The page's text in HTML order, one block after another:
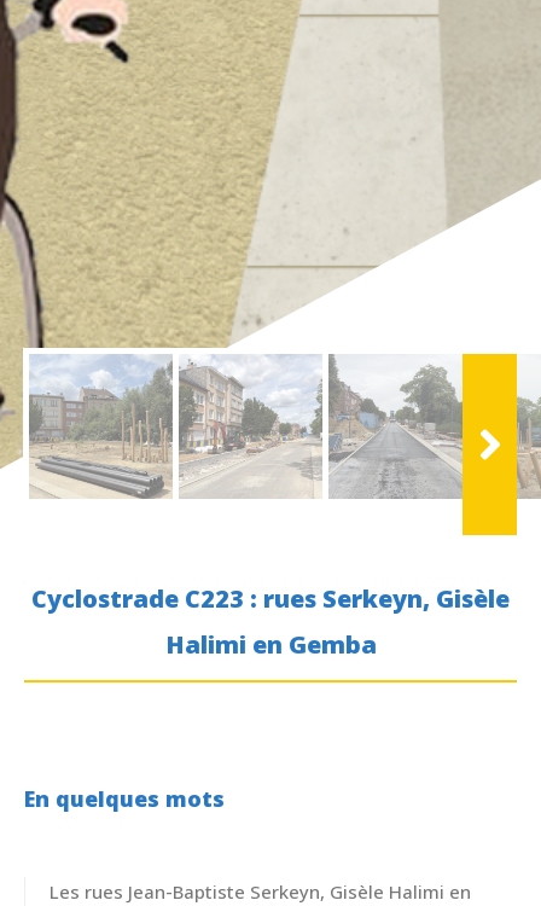
Cyclostrade C223 : rues Serkeyn, Gisèle
Halimi en Gemba
En quelques mots
Les rues Jean-Baptiste Serkeyn, Gisèle Halimi en